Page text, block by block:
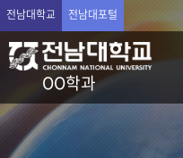
전남대학교 전남대포털
OO학과